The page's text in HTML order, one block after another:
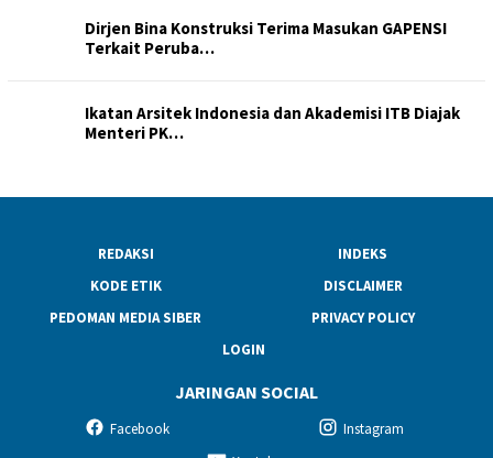
Dirjen Bina Konstruksi Terima Masukan GAPENSI
Terkait Peruba…
Ikatan Arsitek Indonesia dan Akademisi ITB Diajak
Menteri PK…
REDAKSI
INDEKS
KODE ETIK
DISCLAIMER
PEDOMAN MEDIA SIBER
PRIVACY POLICY
LOGIN
JARINGAN SOCIAL
Facebook
Instagram